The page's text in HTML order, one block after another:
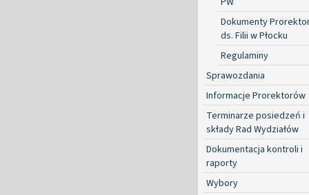
Dokumenty
ds. Filii w Płocku
Regulaminy
Sprawozdania
Informacje Prorektorów
Terminarze posiedzeń i
składy Rad Wydziałów
Dokumentacja kontroli i
raporty
Wybory